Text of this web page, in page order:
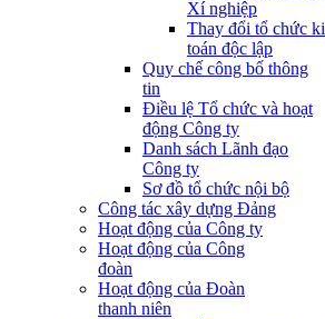
Xí nghiệp
Thay đổi tổ chức
toán độc lập
Quy chế công bố thông
tin
Điều lệ Tổ chức và hoạt
động Công ty
Danh sách Lãnh đạo
Công ty
Sơ đồ tổ chức nội bộ
Công tác xây dựng Đảng
Hoạt động của Công ty
Hoạt động của Công
đoàn
Hoạt động của Đoàn
thanh niên